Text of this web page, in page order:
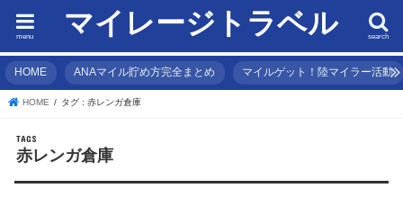
マイレージトラベル search
menu
HOME ANAマイル貯め方完全まとめ マイルゲット！陸マイラー活動
HOME タグ : 赤レンガ倉庫
赤レンガ倉庫